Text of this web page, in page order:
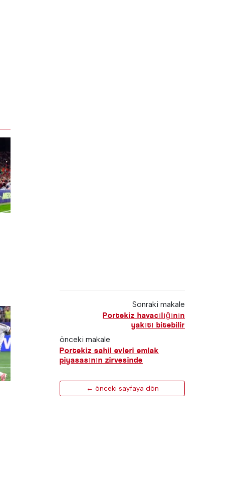
Sonraki makale
Portekiz havacılığının
yakıtı bitebilir
önceki makale
Portekiz sahil evleri emlak
piyasasının zirvesinde
← önceki sayfaya dön